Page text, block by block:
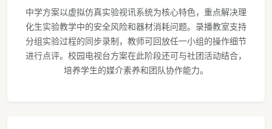
中学方案以虚拟仿真实验视讯系统为核心特色，重点解决理
化生实验教学中的安全风险和器材消耗问题。录播教室支持
分组实验过程的同步录制，教师可回放任一小组的操作细节
进行点评。校园电视台方案在此阶段还可与社团活动结合，
培养学生的媒介素养和团队协作能力。